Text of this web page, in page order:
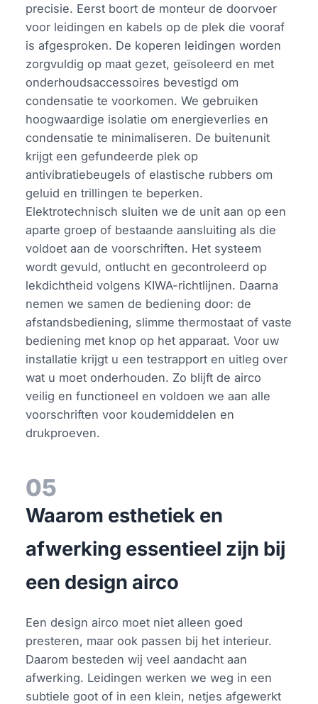
precisie. Eerst boort de monteur de doorvoer
voor leidingen en kabels op de plek die vooraf
is afgesproken. De koperen leidingen worden
zorgvuldig op maat gezet, geїsoleerd en met
onderhoudsaccessoires bevestigd om
condensatie te voorkomen. We gebruiken
hoogwaardige isolatie om energieverlies en
condensatie te minimaliseren. De buitenunit
krijgt een gefundeerde plek op
antivibratiebeugels of elastische rubbers om
geluid en trillingen te beperken.
Elektrotechnisch sluiten we de unit aan op een
aparte groep of bestaande aansluiting als die
voldoet aan de voorschriften. Het systeem
wordt gevuld, ontlucht en gecontroleerd op
lekdichtheid volgens KIWA-richtlijnen. Daarna
nemen we samen de bediening door: de
afstandsbediening, slimme thermostaat of vaste
bediening met knop op het apparaat. Voor uw
installatie krijgt u een testrapport en uitleg over
wat u moet onderhouden. Zo blijft de airco
veilig en functioneel en voldoen we aan alle
voorschriften voor koudemiddelen en
drukproeven.
05
Waarom esthetiek en
afwerking essentieel zijn bij
een design airco
Een design airco moet niet alleen goed
presteren, maar ook passen bij het interieur.
Daarom besteden wij veel aandacht aan
afwerking. Leidingen werken we weg in een
subtiele goot of in een klein, netjes afgewerkt